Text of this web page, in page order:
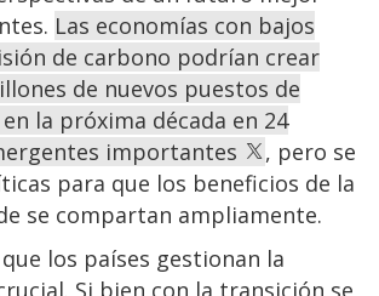
Las economías con bajos
de carbono podrían crear
de nuevos puestos de
la próxima década en 24
importantes
, pero se
para que los beneficios de la
se compartan ampliamente.
los países gestionan la
Si bien con la transición se